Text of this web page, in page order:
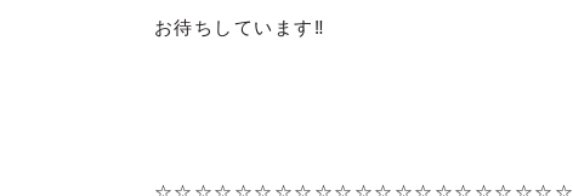
お待ちしています‼
☆☆☆☆☆☆☆☆☆☆☆☆☆☆☆☆☆☆☆☆☆